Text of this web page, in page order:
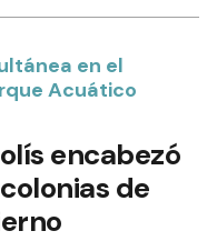
en el
Acuático
encabezó
de